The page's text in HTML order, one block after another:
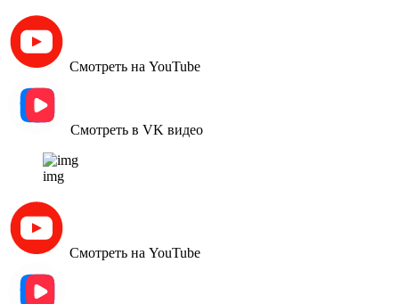
Смотреть на YouTube
Смотреть в VK видео
img
Смотреть на YouTube